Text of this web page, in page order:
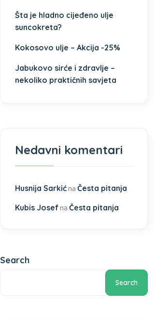
Šta je hladno cijeđeno ulje
suncokreta?
Kokosovo ulje – Akcija -25%
Jabukovo sirće i zdravlje –
nekoliko praktičnih savjeta
Nedavni komentari
Husnija Sarkićna Česta pitanja
Kubis Josefna Česta pitanja
Search
Search